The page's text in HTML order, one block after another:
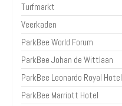
Turfmarkt
Veerkaden
ParkBee World Forum
ParkBee Johan de Wittlaan
ParkBee Leonardo Royal Hotel
ParkBee Marriott Hotel